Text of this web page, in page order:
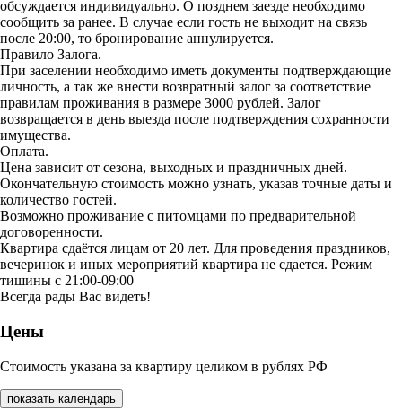
обсуждается индивидуально. О позднем заезде необходимо
сообщить за ранее. В случае если гость не выходит на связь
после 20:00, то бронирование аннулируется.
Правило Залога.
При заселении необходимо иметь документы подтверждающие
личность, а так же внести возвратный залог за соответствие
правилам проживания в размере 3000 рублей. Залог
возвращается в день выезда после подтверждения сохранности
имущества.
Оплата.
Цена зависит от сезона, выходных и праздничных дней.
Окончательную стоимость можно узнать, указав точные даты и
количество гостей.
Возможно проживание с питомцами по предварительной
договоренности.
Квартира сдаётся лицам от 20 лет. Для проведения праздников,
вечеринок и иных мероприятий квартира не сдается. Режим
тишины с 21:00-09:00
Всегда рады Вас видеть!
Цены
Стоимость указана за квартиру целиком в рублях РФ
показать календарь